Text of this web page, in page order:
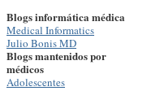
Blogs informática médica
Medical Informatics
Julio Bonis MD
Blogs mantenidos por
médicos
Adolescentes